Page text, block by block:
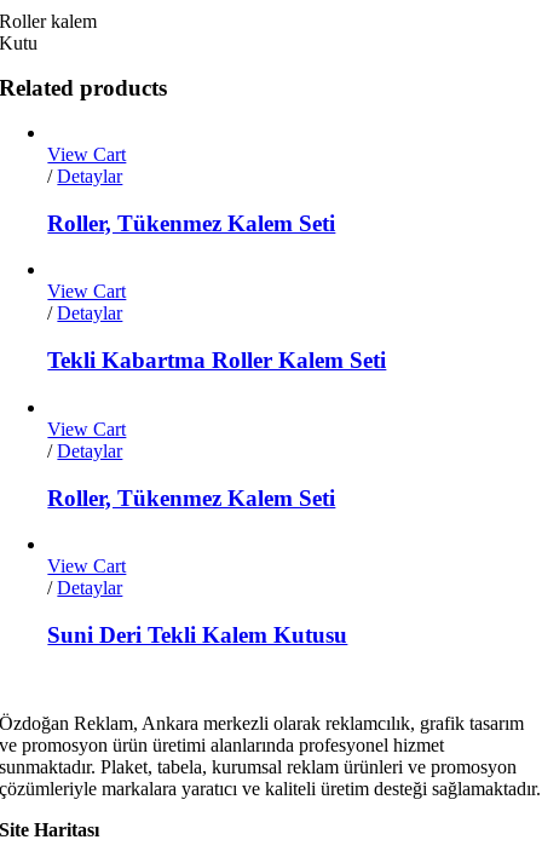
Roller kalem
Kutu
Related products
View Cart
/ Detaylar
Roller, Tükenmez Kalem Seti
View Cart
/ Detaylar
Tekli Kabartma Roller Kalem Seti
View Cart
/ Detaylar
Roller, Tükenmez Kalem Seti
View Cart
/ Detaylar
Suni Deri Tekli Kalem Kutusu
Özdoğan Reklam, Ankara merkezli olarak reklamcılık, grafik tasarım
ve promosyon ürün üretimi alanlarında profesyonel hizmet
sunmaktadır. Plaket, tabela, kurumsal reklam ürünleri ve promosyon
çözümleriyle markalara yaratıcı ve kaliteli üretim desteği sağlamaktadır.
Site Haritası